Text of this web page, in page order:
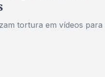
tortura em vídeos para